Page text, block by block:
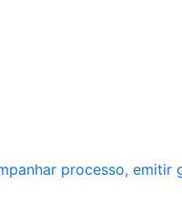
processo, emitir